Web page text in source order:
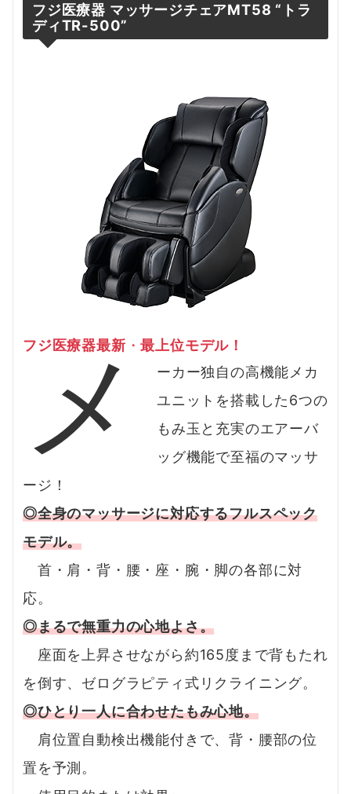
フジ医療器 マッサージチェアMT58 “トラ
ディTR-500”
フジ医療器最新 ・最上位モデル！
メ
ーカー独自の高機能メカ
ユニットを搭載した6つの
もみ玉と充実のエアーバ
ッグ機能で至福のマッサ
ージ！
◎全身のマッサージに対応するフルスペック
モデル。
首・肩・背・腰・座・腕・脚の各部に対
応。
◎まるで無重力の心地よさ。
座面を上昇させながら約165度まで背もたれ
を倒す、ゼログラピティ式リクライニング。
◎ひとり一人に合わせたもみ心地。
肩位置自動検出機能付きで、背・腰部の位
置を予測。